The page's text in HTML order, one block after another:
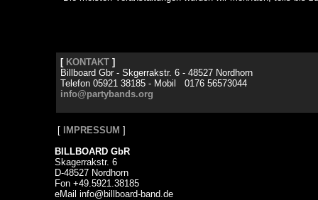
[ KONTAKT ]
Billboard Gbr - Skgerrakstr. 6 - 48527 Nordhorn
Telefon 05921 38185 - Mobil 0176 56573044
info@partybands.org
[ IMPRESSUM ]
BILLBOARD GbR
Skagerrakstr. 6
D-48527 Nordhorn
Fon +49.5921.38185
eMail info@billboard-band.de